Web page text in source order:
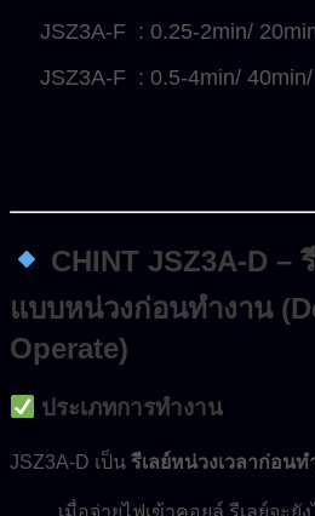
JSZ3A-F : 0.25-2min/
JSZ3A-F : 0.5-4min/ 40min/
CHINT JSZ3A-D –
แบบหน่วงก่อนทำงาน
Operate)
ประเภทการทำงาน
JSZ3A-D เป็น รีเลย์หน่วงเวลาก่อนท